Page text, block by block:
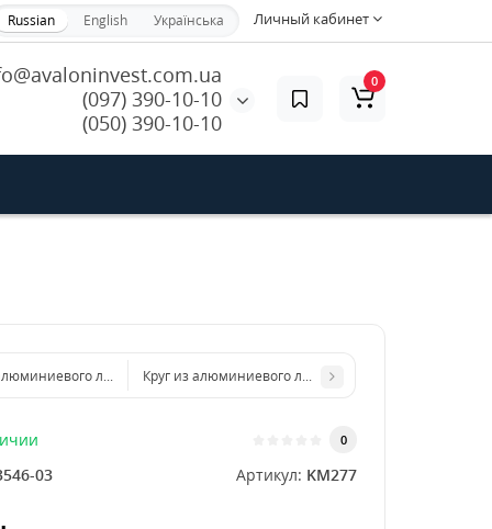
Личный кабинет
Russian English Українська
(097) 390-10-10
(050) 390-10-10
0
листа d 300 мм диаметр толщина 3 мм
Круг из алюминиевого листа d 500 мм диаметр
0
03 Артикул: KM277